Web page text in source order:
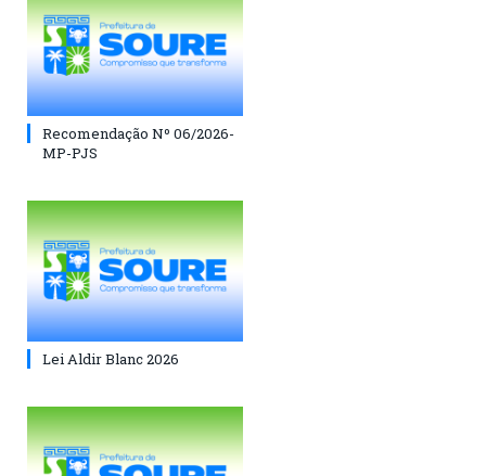
Recomendação Nº 06/2026-
MP-PJS
Lei Aldir Blanc 2026